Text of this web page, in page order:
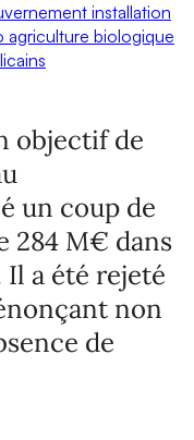
installation
agriculture biologique
objectif de
un coup de
284 M€ dans
a été rejeté
non
de